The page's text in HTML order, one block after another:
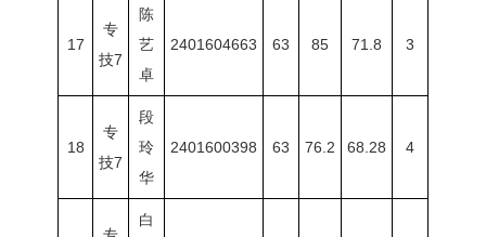
17
专
技7
陈
艺
卓
2401604663 63 85 71.8 3
18
专
技7
段
玲
华
2401600398 63 76.2 68.28 4
白